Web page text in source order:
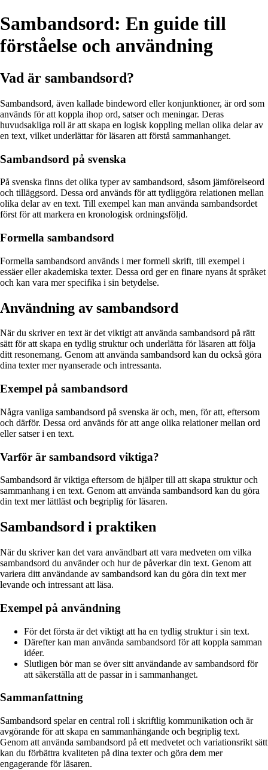
Sambandsord: En guide till
förståelse och användning
Vad är sambandsord?
Sambandsord, även kallade bindeword eller konjunktioner, är ord som
används för att koppla ihop ord, satser och meningar. Deras
huvudsakliga roll är att skapa en logisk koppling mellan olika delar av
en text, vilket underlättar för läsaren att förstå sammanhanget.
Sambandsord på svenska
På svenska finns det olika typer av sambandsord, såsom jämförelseord
och tilläggsord. Dessa ord används för att tydliggöra relationen mellan
olika delar av en text. Till exempel kan man använda sambandsordet
först för att markera en kronologisk ordningsföljd.
Formella sambandsord
Formella sambandsord används i mer formell skrift, till exempel i
essäer eller akademiska texter. Dessa ord ger en finare nyans åt språket
och kan vara mer specifika i sin betydelse.
Användning av sambandsord
När du skriver en text är det viktigt att använda sambandsord på rätt
sätt för att skapa en tydlig struktur och underlätta för läsaren att följa
ditt resonemang. Genom att använda sambandsord kan du också göra
dina texter mer nyanserade och intressanta.
Exempel på sambandsord
Några vanliga sambandsord på svenska är och, men, för att, eftersom
och därför. Dessa ord används för att ange olika relationer mellan ord
eller satser i en text.
Varför är sambandsord viktiga?
Sambandsord är viktiga eftersom de hjälper till att skapa struktur och
sammanhang i en text. Genom att använda sambandsord kan du göra
din text mer lättläst och begriplig för läsaren.
Sambandsord i praktiken
När du skriver kan det vara användbart att vara medveten om vilka
sambandsord du använder och hur de påverkar din text. Genom att
variera ditt användande av sambandsord kan du göra din text mer
levande och intressant att läsa.
Exempel på användning
För det första är det viktigt att ha en tydlig struktur i sin text.
Därefter kan man använda sambandsord för att koppla samman
idéer.
Slutligen bör man se över sitt användande av sambandsord för
att säkerställa att de passar in i sammanhanget.
Sammanfattning
Sambandsord spelar en central roll i skriftlig kommunikation och är
avgörande för att skapa en sammanhängande och begriplig text.
Genom att använda sambandsord på ett medvetet och variationsrikt sätt
kan du förbättra kvaliteten på dina texter och göra dem mer
engagerande för läsaren.